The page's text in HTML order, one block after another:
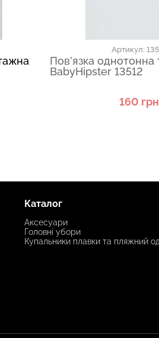
Артикул:
Пов’язка
BabyHipster 13512
160 грн
Каталог
Аксесуари
Головні убори
Купальники плавки та пляжний